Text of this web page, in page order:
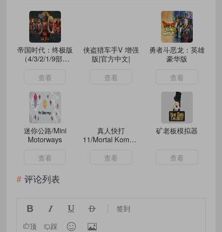
帝国时代：终极版
（4/3/2/1/9部合
查看
侠盗猎车手V 增强
版|官方中文|
查看
勇者斗恶龙：英雄
豪华版
查看
迷你公路/Mini
Motorways
查看
真人快打
11/Mortal Kombat
v0.386.34终极
查看
矿老板模拟器
查看
评论列表
    签到
顶 踩  